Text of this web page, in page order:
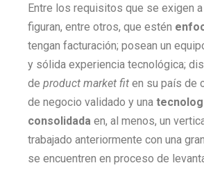
Entre los requisitos que se exigen
figuran, entre otros, que estén
tengan facturación; posean un
y sólida experiencia tecnológica;
de product market fit en su país de
de negocio validado y una
consolidada en, al menos, un
trabajado anteriormente con una
se encuentren en proceso de